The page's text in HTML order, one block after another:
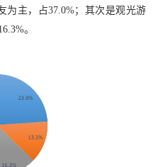
为主，占37.0%；其次是观光游
。